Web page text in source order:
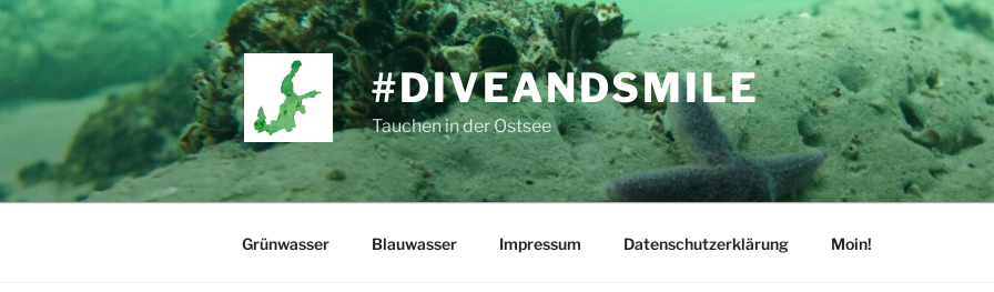
Zum
Inhalt
springen
#DIVEANDSMILE
Tauchen in der Ostsee
Grünwasser Blauwasser Impressum Datenschutzerklärung Moin!